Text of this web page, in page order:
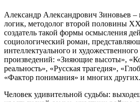
Александр Александрович Зиновьев
логик, методолог второй половины
создатель такой формы осмысления
социологический роман,
интеллектуального и
произведений: «Зияющие высоты»,
реальность», «Русская трагедия»,
«Фактор понимания» и многих других.
Человек удивительной судьбы: